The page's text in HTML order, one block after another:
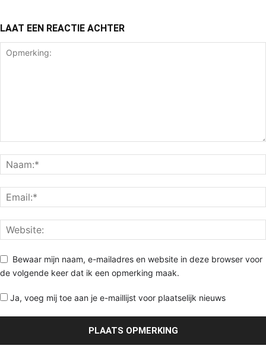
LAAT EEN REACTIE ACHTER
Bewaar mijn naam, e-mailadres en website in deze browser voor
de volgende keer dat ik een opmerking maak.
Ja, voeg mij toe aan je e-maillijst voor plaatselijk nieuws